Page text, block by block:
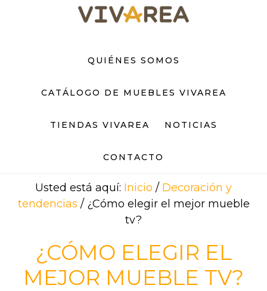
QUIÉNES SOMOS
CATÁLOGO DE MUEBLES VIVAREA
TIENDAS VIVAREA NOTICIAS
CONTACTO
Usted está aquí: Inicio / Decoración y
tendencias /¿Cómo elegir el mejor mueble
tv?
¿CÓMO ELEGIR EL
MEJOR MUEBLE TV?